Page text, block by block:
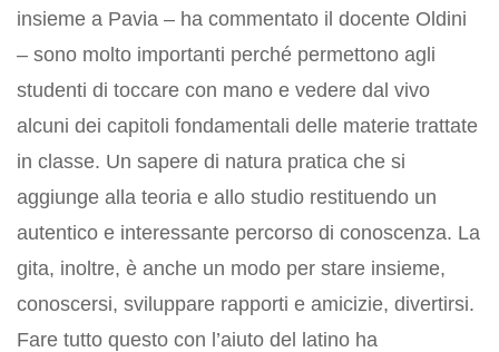
insieme a Pavia – ha commentato il docente Oldini
– sono molto importanti perché permettono agli
studenti di toccare con mano e vedere dal vivo
alcuni dei capitoli fondamentali delle materie trattate
in classe. Un sapere di natura pratica che si
aggiunge alla teoria e allo studio restituendo un
autentico e interessante percorso di conoscenza. La
gita, inoltre, è anche un modo per stare insieme,
conoscersi, sviluppare rapporti e amicizie, divertirsi.
Fare tutto questo con l’aiuto del latino ha